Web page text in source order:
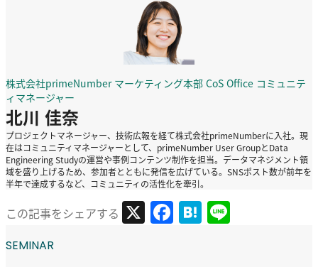
株式会社primeNumber マーケティング本部 CoS Office コミュニテ
ィマネージャー
北川 佳奈
プロジェクトマネージャー、技術広報を経て株式会社primeNumberに入社。現
在はコミュニティマネージャーとして、primeNumber User GroupとData
Engineering Studyの運営や事例コンテンツ制作を担当。データマネジメント領
域を盛り上げるため、参加者とともに発信を広げている。SNSポスト数が前年を
半年で達成するなど、コミュニティの活性化を牽引。
この記事をシェアする X Facebook
Hatena
SEMINAR